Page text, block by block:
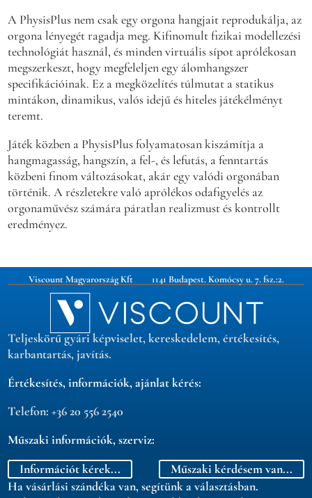
A PhysisPlus nem csak egy orgona hangjait reprodukálja, az
orgona lényegét ragadja meg. Kifinomult fizikai modellezési
technológiát használ, és minden virtuális sípot aprólékosan
megszerkeszt, hogy megfeleljen egy álomhangszer
specifikációinak. Ez a megközelítés túlmutat a statikus
mintákon, dinamikus, valós idejű és hiteles játékélményt
teremt.
Játék közben a PhysisPlus folyamatosan kiszámítja a
hangmagasság, hangszín, a fel-, és lefutás, a fenntartás
közbeni finom változásokat, akár egy valódi orgonában
történik. A részletekre való aprólékos odafigyelés az
orgonaművész számára páratlan realizmust és kontrollt
eredményez.
Viscount Magyarország Kft 1141 Budapest. Komócsy u. 7. fsz.:2.
Teljeskörű gyári képviselet, kereskedelem, értékesítés,
karbantartás, javítás.
Értékesítés, információk, ajánlat kérés:
Telefon: +36 20 556 2540
Műszaki információk, szerviz:
Telefon: +36 20 509 3239
Információt kérek...
Műszaki kérdésem van...
Ha vásárlási szándéka van, segítünk a választásban.